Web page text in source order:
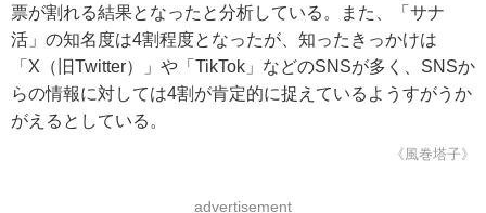
票が割れる結果となったと分析している。また、「サナ
活」の知名度は4割程度となったが、知ったきっかけは
「X（旧Twitter）」や「TikTok」などのSNSが多く、SNSか
らの情報に対しては4割が肯定的に捉えているようすがうか
がえるとしている。
《風巻塔子》
advertisement